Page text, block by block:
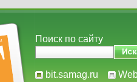
Поиск по сайту
bit.samag.ru